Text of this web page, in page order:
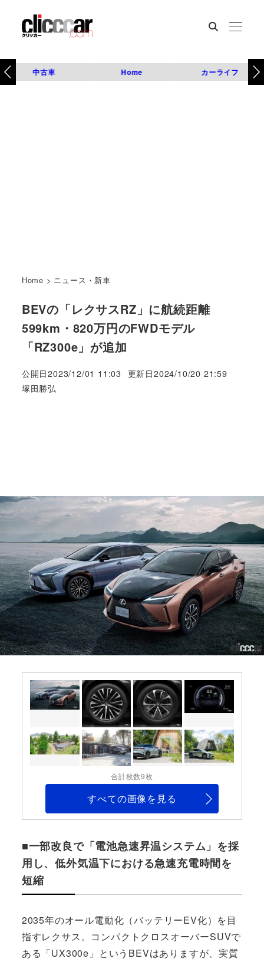
中古車 Home カーライフ
Home > ニュース・新車
BEVの「レクサスRZ」に航続距離
599km・820万円のFWDモデル
「RZ300e」が追加
公開日2023/12/01 11:03 更新日2024/10/20 21:59
著
塚田勝弘
合計枚数9枚
すべての画像を見る
■一部改良で「電池急速昇温システム」を採
用し、低外気温下における急速充電時間を
短縮
2035年のオール電動化（バッテリーEV化）を目
指すレクサス。コンパクトクロスオーバーSUVで
ある「UX300e」というBEVはありますが、実質